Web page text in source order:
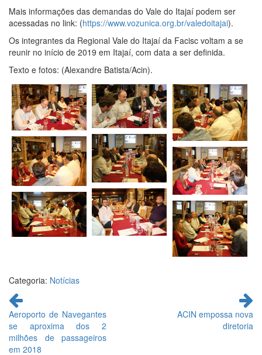
Mais informações das demandas do Vale do Itajaí podem ser
acessadas no link: (https://www.vozunica.org.br/valedoitajai).
Os integrantes da Regional Vale do Itajaí da Facisc voltam a se
reunir no início de 2019 em Itajaí, com data a ser definida.
Texto e fotos: (Alexandre Batista/Acin).
Categoria: Notícias
Continue
lendo
Aeroporto de Navegantes
se aproxima dos 2
milhões de passageiros
em 2018
ACIN empossa nova
diretoria